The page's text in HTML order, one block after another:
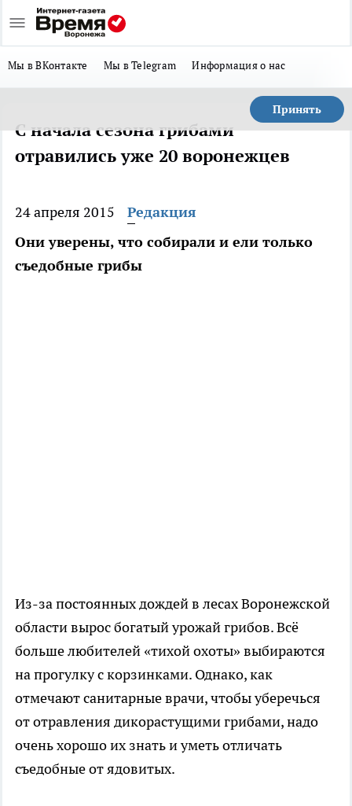
Мы в ВКонтакте Мы в Telegram Информация о нас
Принять
С начала сезона грибами
отравились уже 20 воронежцев
24 апреля 2015
Редакция
Они уверены, что собирали и ели только
съедобные грибы
Из-за постоянных дождей в лесах Воронежской
области вырос богатый урожай грибов. Всё
больше любителей «тихой охоты» выбираются
на прогулку с корзинками. Однако, как
отмечают санитарные врачи, чтобы уберечься
от отравления дикорастущими грибами, надо
очень хорошо их знать и уметь отличать
съедобные от ядовитых.